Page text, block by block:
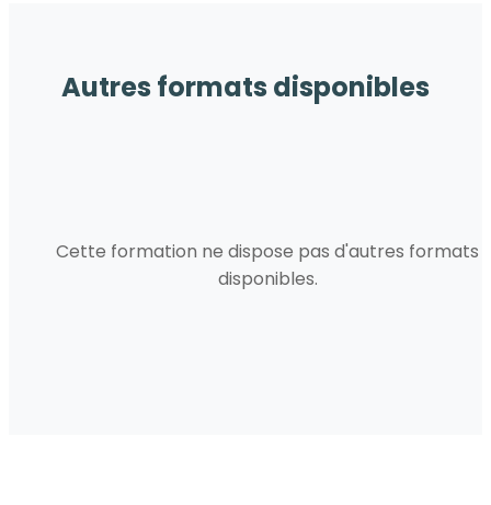
Autres formats disponibles
Cette formation ne dispose pas d'autres formats
disponibles.